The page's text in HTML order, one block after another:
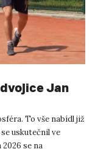
Jan
To vše nabídl již
uskutečnil ve
se na